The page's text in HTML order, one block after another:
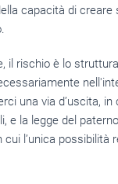
capacità di creare
il rischio è lo
una via d’uscita, in
e la legge del
l’unica possibilità